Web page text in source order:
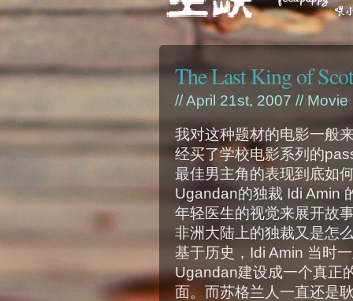
The Last King of
// April 21st, 2007 // Movie
我对这种题材的电影一般
经买了学校电影系列的
最佳男主角的表现到底如
Ugandan的独裁 Idi Amin
年轻医生的视觉来展开故
非洲大陆上的独裁又是怎
基于历史，Idi Amin 当时
Ugandan建设成一个真正
面。而苏格兰人一直还是